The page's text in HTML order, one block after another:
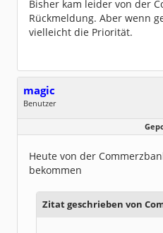
Bisher kam leider von der
Rückmeldung. Aber wenn
vielleicht die Priorität.
magic
Benutzer
Dabei seit:
07 / 2009
Heute von der
bekommen
Zitat geschrieben von